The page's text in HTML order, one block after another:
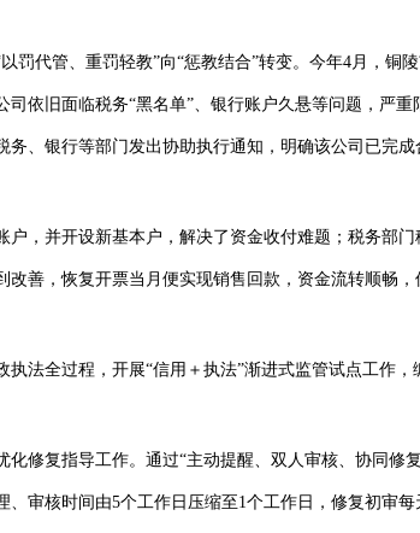
代管、重罚轻教”向“惩教结合”转变。今年4月，铜
依旧面临税务“黑名单”、银行账户久悬等问题，严重
务、银行等部门发出协助执行通知，明确该公司已完
并开设新基本户，解决了资金收付难题；税务部门
善，恢复开票当月便实现销售回款，资金流转顺畅
全过程，开展“信用＋执法”渐进式监管试点工作，
复指导工作。通过“主动提醒、双人审核、协同修
审核时间由5个工作日压缩至1个工作日，修复初审